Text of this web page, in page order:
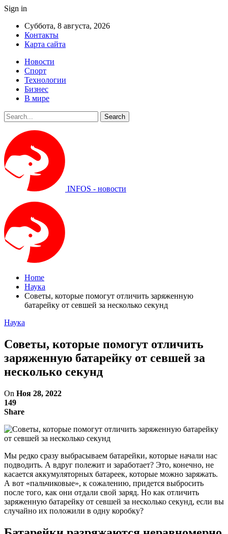
Sign in
Суббота, 8 августа, 2026
Контакты
Карта сайта
Новости
Спорт
Технологии
Бизнес
В мире
INFOS - новости
Home
Наука
Советы, которые помогут отличить заряженную
батарейку от севшей за несколько секунд
Наука
Советы, которые помогут отличить
заряженную батарейку от севшей за
несколько секунд
On Ноя 28, 2022
149
Share
Мы редко сразу выбрасываем батарейки, которые начали нас
подводить. А вдруг полежит и заработает? Это, конечно, не
касается аккумуляторных батареек, которые можно заряжать.
А вот «пальчиковые», к сожалению, придется выбросить
после того, как они отдали свой заряд. Но как отличить
заряженную батарейку от севшей за несколько секунд, если вы
случайно их положили в одну коробку?